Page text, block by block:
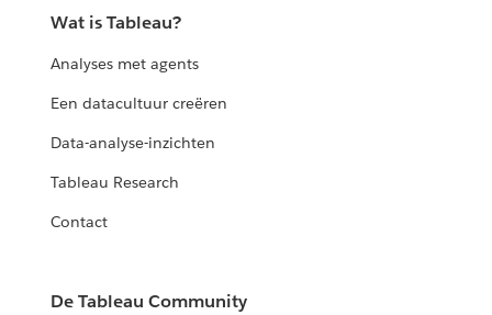
Wat is Tableau?
Analyses met agents
Een datacultuur creëren
Data-analyse-inzichten
Tableau Research
Contact
De Tableau Community